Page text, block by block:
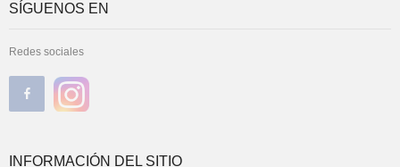
SÍGUENOS EN
Redes sociales
INFORMACIÓN DEL SITIO